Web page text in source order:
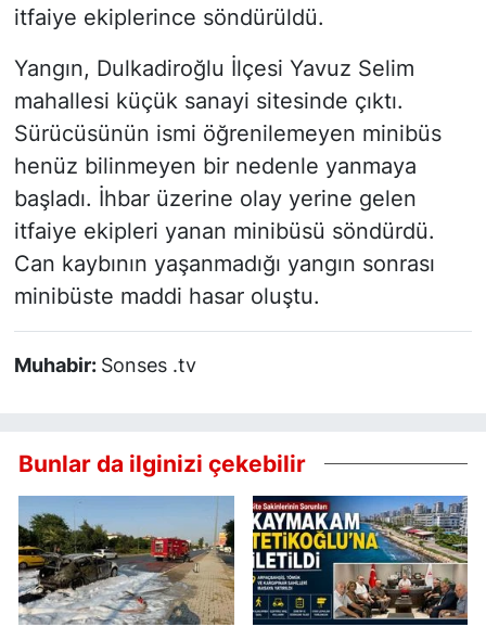
itfaiye ekiplerince söndürüldü.
Yangın, Dulkadiroğlu İlçesi Yavuz Selim
mahallesi küçük sanayi sitesinde çıktı.
Sürücüsünün ismi öğrenilemeyen minibüs
henüz bilinmeyen bir nedenle yanmaya
başladı. İhbar üzerine olay yerine gelen
itfaiye ekipleri yanan minibüsü söndürdü.
Can kaybının yaşanmadığı yangın sonrası
minibüste maddi hasar oluştu.
Muhabir: Sonses .tv
Bunlar da ilginizi çekebilir